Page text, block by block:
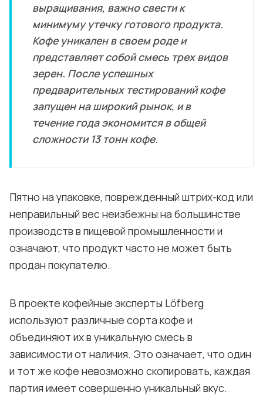
выращивания, важно свести к
минимуму утечку готового продукта.
Кофе уникален в своем роде и
представляет собой смесь трех видов
зерен. После успешных
предварительных тестирований кофе
запущен на широкий рынок, и в
течение года экономится в общей
сложности 13 тонн кофе.
Пятно на упаковке, поврежденный штрих-код или
неправильный вес неизбежны на большинстве
производств в пищевой промышленности и
означают, что продукт часто не может быть
продан покупателю.
В проекте кофейные эксперты Löfberg
используют различные сорта кофе и
объединяют их в уникальную смесь в
зависимости от наличия. Это означает, что один
и тот же кофе невозможно скопировать, каждая
партия имеет совершенно уникальный вкус.